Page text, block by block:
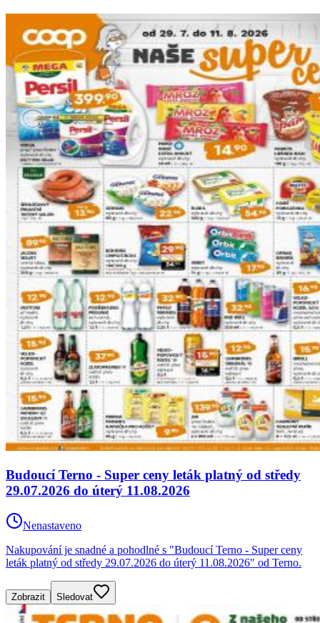
Budoucí Terno - Super ceny leták platný od středy
29.07.2026 do úterý 11.08.2026
Nenastaveno
Nakupování je snadné a pohodlné s "Budoucí Terno - Super ceny
leták platný od středy 29.07.2026 do úterý 11.08.2026" od Terno.
Zobrazit Sledovat